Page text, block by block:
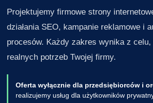
Projektujemy firmowe strony
działania SEO, kampanie reklamowe i
procesów. Każdy zakres wynika z celu,
realnych potrzeb Twojej firmy.
Oferta wyłącznie dla przedsiębiorców i
realizujemy usług dla użytkowników